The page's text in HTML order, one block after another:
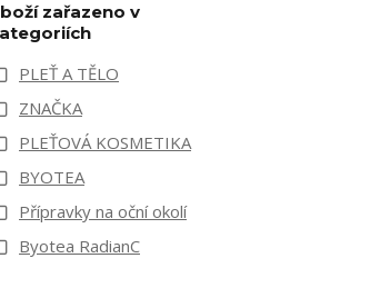
zařazeno v
PLEŤ A TĚLO
ZNAČKA
PLEŤOVÁ KOSMETIKA
BYOTEA
Přípravky na oční okolí
Byotea RadianC